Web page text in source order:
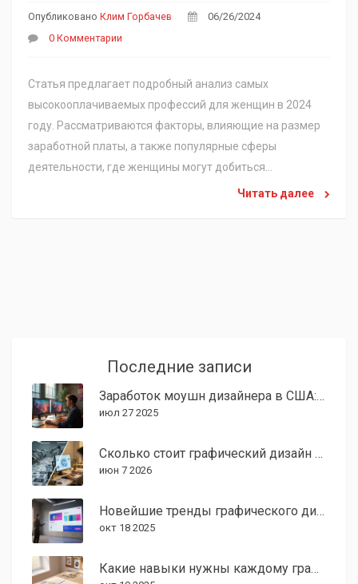
Опубликовано Клим Горбачев
06/26/2024
0 Комментарии
Статья предлагает подробный анализ самых
высокооплачиваемых профессий для женщин в 2024
году. Рассматриваются факторы, влияющие на размер
заработной платы, а также популярные сферы
деятельности, где женщины могут добиться
финансового успеха. Предоставлены полезные советы и
Читать далее
Последние записи
Заработок моушн дизайнера в США: сколько реально платят в 2025 году?
июл 27 2025
Сколько стоит графический дизайн в США в 2026 году: ставки, зарплаты и тренды
июн 7 2026
Новейшие тренды графического дизайна 2025: что стоит знать
окт 18 2025
Какие навыки нужны каждому графическому дизайнеру?